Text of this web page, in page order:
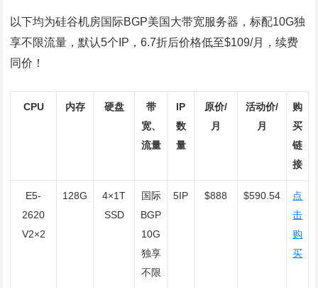
以下均为硅谷机房国际BGP美国大带宽服务器，标配10G独
享不限流量，默认5个IP，6.7折后价格低至$109/月，续费
同价！
CPU 内存 硬盘
带
宽、
流量
IP
数
量
原价/
月
活动价/
月
购
买
链
接
E5-
2620
V2×2
128G
4×1T
SSD
国际
BGP
10G
独享
不限
5IP $888 $590.54
点
击
购
买